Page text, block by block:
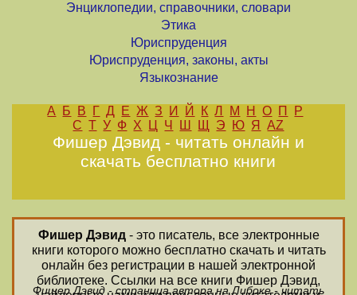
Энциклопедии, справочники, словари
Этика
Юриспруденция
Юриспруденция, законы, акты
Языкознание
А Б В Г Д Е Ж З И Й К Л М Н О П
Р
С Т У Ф Х Ц Ч Ш Щ Э Ю Я AZ
Фишер Дэвид - читать онлайн и
скачать бесплатно книги
Фишер Дэвид- это писатель, все электронные
книги которого можно бесплатно скачать и читать
онлайн без регистрации в нашей электронной
библиотеке. Ссылки на все книги Фишер Дэвид,
Фишер Дэвид - страница автора на Либоке - читать